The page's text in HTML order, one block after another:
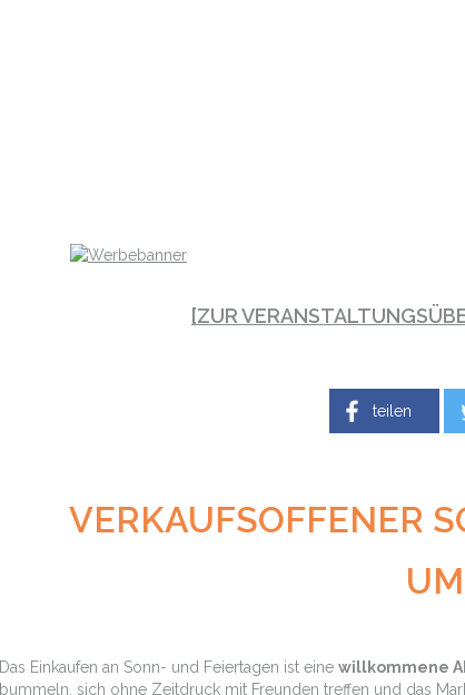
[ZUR
teilen
VERKAUFSOFFENER
Das Einkaufen an Sonn- und Feiertagen ist eine willkommene
bummeln, sich ohne Zeitdruck mit Freunden treffen und das